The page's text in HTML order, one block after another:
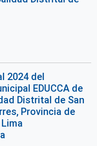
2024 del
EDUCCA de
Distrital de San
Provincia de